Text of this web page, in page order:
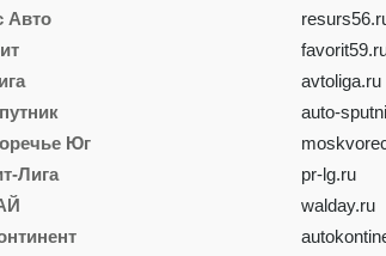
Авто
avtoliga.ru
auto-
Юг
Лига
pr-lg.ru
walday.ru